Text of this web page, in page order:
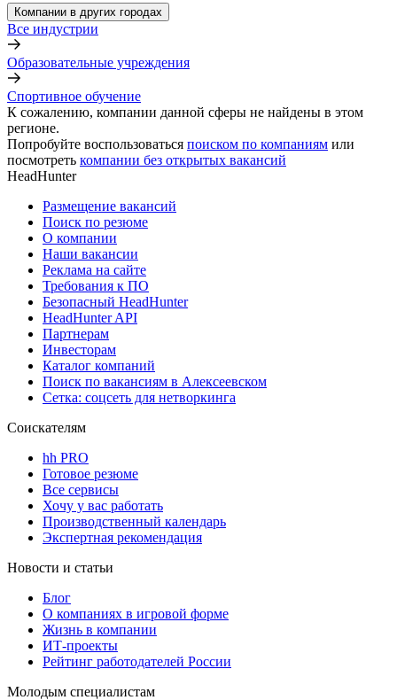
Компании в других городах
Все индустрии
Образовательные учреждения
Спортивное обучение
К сожалению, компании данной сферы не найдены в этом
регионе.
Попробуйте воспользоваться поиском по компаниям или
посмотреть компании без открытых вакансий
HeadHunter
Размещение вакансий
Поиск по резюме
О компании
Наши вакансии
Реклама на сайте
Требования к ПО
Безопасный HeadHunter
HeadHunter API
Партнерам
Инвесторам
Каталог компаний
Поиск по вакансиям в Алексеевском
Сетка: соцсеть для нетворкинга
Соискателям
hh PRO
Готовое резюме
Все сервисы
Хочу у вас работать
Производственный календарь
Экспертная рекомендация
Новости и статьи
Блог
О компаниях в игровой форме
Жизнь в компании
ИТ-проекты
Рейтинг работодателей России
Молодым специалистам